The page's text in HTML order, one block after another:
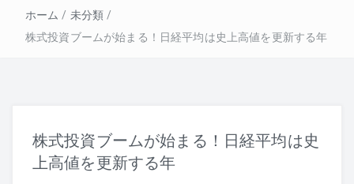
タダシの経歴
ホーム / 未分類 /
株式投資ブームが始まる！日経平均は史上高値を更新する年
株式投資ブームが始まる！日経平均は史
上高値を更新する年